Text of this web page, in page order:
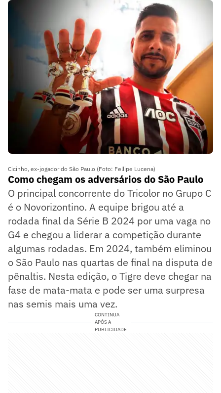
Cicinho, ex-jogador do São Paulo (Foto: Fellipe Lucena)
Como chegam os adversários do São Paulo
O principal concorrente do Tricolor no Grupo C
é o Novorizontino. A equipe brigou até a
rodada final da Série B 2024 por uma vaga no
G4 e chegou a liderar a competição durante
algumas rodadas. Em 2024, também eliminou
o São Paulo nas quartas de final na disputa de
pênaltis. Nesta edição, o Tigre deve chegar na
fase de mata-mata e pode ser uma surpresa
nas semis mais uma vez.
CONTINUA
APÓS A
PUBLICIDADE